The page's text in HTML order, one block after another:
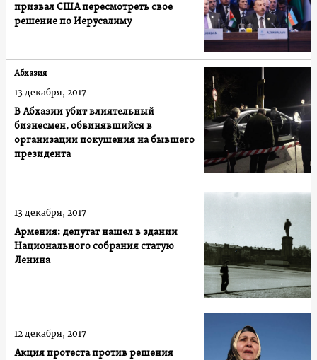
призвал США пересмотреть свое
решение по Иерусалиму
В Абхазии убит влиятельный
бизнесмен, обвинявшийся в
организации покушения на бывшего
президента
Абхазия
13 декабря, 2017
Армения: депутат нашел в здании
Национального собрания статую
Ленина
13 декабря, 2017
Акция протеста против решения
12 декабря, 2017